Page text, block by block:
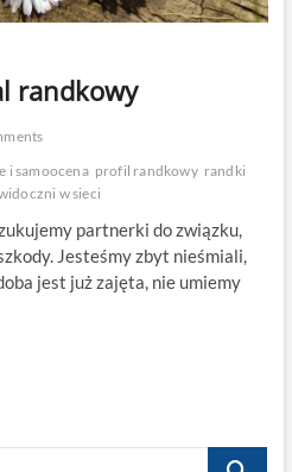
randkowy
i samoocena profil randkowy randki
w sieci
partnerki do związku,
Jesteśmy zbyt nieśmiali,
jest już zajęta, nie umiemy
Search